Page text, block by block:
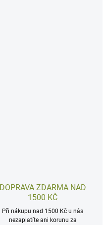
DOPRAVA ZDARMA NAD
1500 KČ
Při nákupu nad 1500 Kč u nás
nezaplatíte ani korunu za